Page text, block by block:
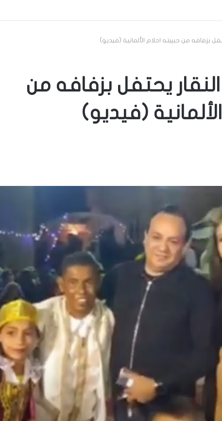
بزفافه من حبيبته احلام الألمانية (فيديو)
يحتفل بزفافه من
(فيديو)